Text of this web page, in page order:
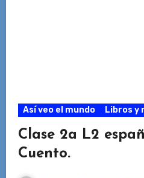
Así veo el mundo Libros y
Clase 2a L2
Cuento.